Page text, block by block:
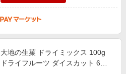
大地の生菓 ドライミックス 100g
ドライフルーツ ダイスカット 6種